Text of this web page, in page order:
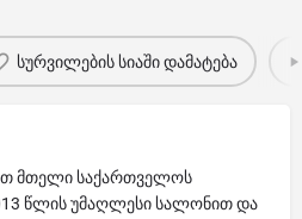
სურვილების სიაში დამატება
მთელი საქართველოს
წლის უმაღლესი სალონით და